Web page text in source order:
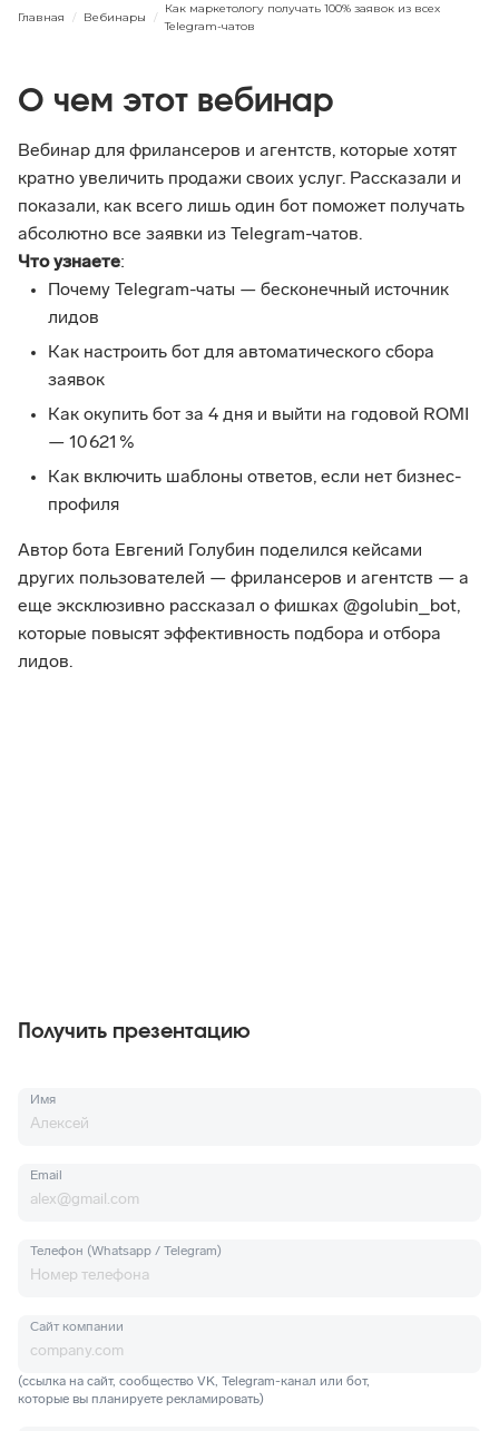
Главная / Вебинары /
Как маркетологу получать 100% заявок из всех
Telegram-чатов
О чем этот вебинар
Вебинар для фрилансеров и агентств, которые хотят
кратно увеличить продажи своих услуг. Рассказали и
показали, как всего лишь один бот поможет получать
абсолютно все заявки из Telegram-чатов.
Что узнаете:
Почему Telegram-чаты — бесконечный источник
лидов
Как настроить бот для автоматического сбора
заявок
Как окупить бот за 4 дня и выйти на годовой ROMI
— 10 621 %
Как включить шаблоны ответов, если нет бизнес-
профиля
Автор бота Евгений Голубин поделился кейсами
других пользователей — фрилансеров и агентств — а
еще эксклюзивно рассказал о фишках @golubin_bot,
которые повысят эффективность подбора и отбора
лидов.
Получить презентацию
Имя
Email
Телефон (Whatsapp / Telegram)
Сайт компании
(ссылка на сайт, сообщество VK, Telegram-канал или бот,
которые вы планируете рекламировать)